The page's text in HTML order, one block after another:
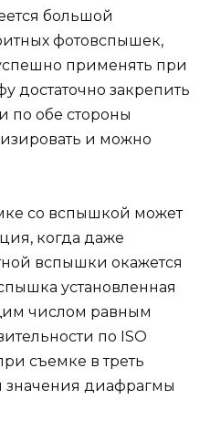
большой
фотовспышек,
применять при
достаточно закрепить
по обе стороны
и можно
со вспышкой может
когда даже
вспышки окажется
установленная
числом равным
по ISO
съемке в треть
значения диафрагмы